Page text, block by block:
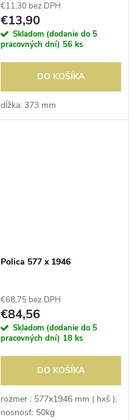
€11,30 bez DPH
€13,90
Skladom (dodanie do 5
pracovných dní) 56 ks
DO KOŠÍKA
dĺžka: 373 mm
Polica 577 x 1946
€68,75 bez DPH
€84,56
Skladom (dodanie do 5
pracovných dní) 18 ks
DO KOŠÍKA
rozmer : 577x1946 mm ( hxš );
nosnosť: 50kg